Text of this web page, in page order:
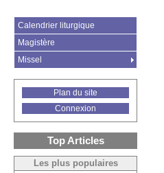
Calendrier liturgique
Magistère
Missel
Plan du site
Connexion
Top Articles
Les plus populaires